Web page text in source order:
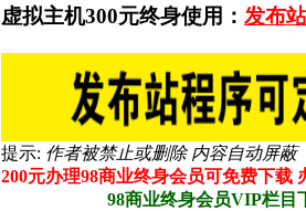
虚拟主机300元终身使用： 发布
提示: 作者被禁止或删除 内容自动屏蔽
200元办理98商业终身会员可免费下载
98商业终身会员VIP栏目下所有